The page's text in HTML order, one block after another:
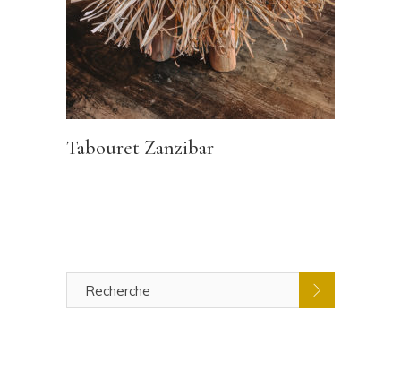
Tabouret Zanzibar
Recherche
pour
: